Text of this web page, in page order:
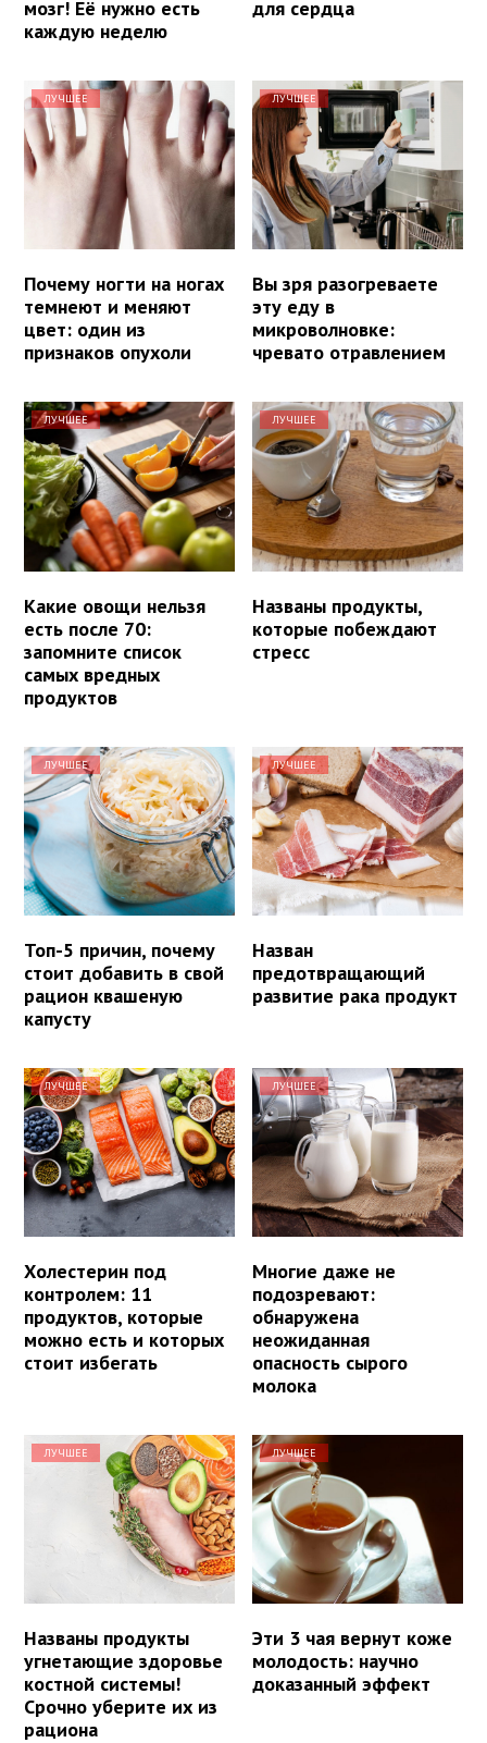
мозг! Её нужно есть
каждую неделю
для сердца
ЛУЧШЕЕ
Почему ногти на ногах
темнеют и меняют
цвет: один из
признаков опухоли
ЛУЧШЕЕ
Вы зря разогреваете
эту еду в
микроволновке:
чревато отравлением
ЛУЧШЕЕ
Какие овощи нельзя
есть после 70:
запомните список
самых вредных
продуктов
ЛУЧШЕЕ
Названы продукты,
которые побеждают
стресс
ЛУЧШЕЕ
Топ-5 причин, почему
стоит добавить в свой
рацион квашеную
капусту
ЛУЧШЕЕ
Назван
предотвращающий
развитие рака продукт
ЛУЧШЕЕ
Холестерин под
контролем: 11
продуктов, которые
можно есть и которых
стоит избегать
ЛУЧШЕЕ
Многие даже не
подозревают:
обнаружена
неожиданная
опасность сырого
молока
ЛУЧШЕЕ
Названы продукты
угнетающие здоровье
костной системы!
Срочно уберите их из
рациона
ЛУЧШЕЕ
Эти 3 чая вернут коже
молодость: научно
доказанный эффект